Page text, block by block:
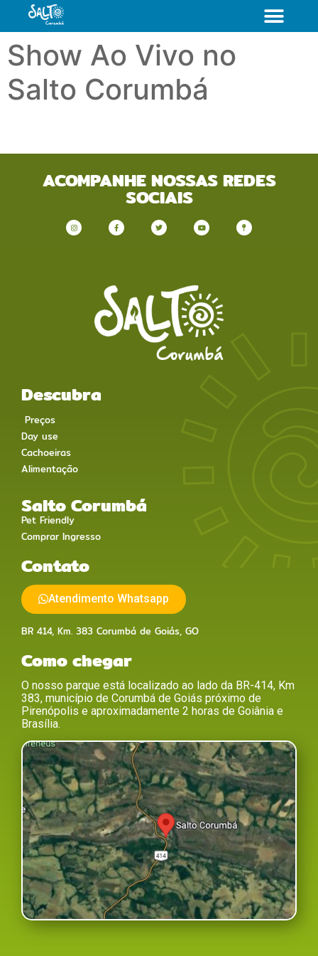
Show Ao Vivo no
Salto Corumbá
ACOMPANHE NOSSAS REDES
SOCIAIS
Descubra
Preços
Day use
Cachoeiras
Alimentação
Salto Corumbá
Pet Friendly
Comprar Ingresso
Contato
Atendimento Whatsapp
BR 414, Km. 383 Corumbá de Goiás, GO
Como chegar
O nosso parque está localizado ao lado da BR-414, Km
383, município de Corumbá de Goiás próximo de
Pirenópolis e aproximadamente 2 horas de Goiânia e
Brasília.